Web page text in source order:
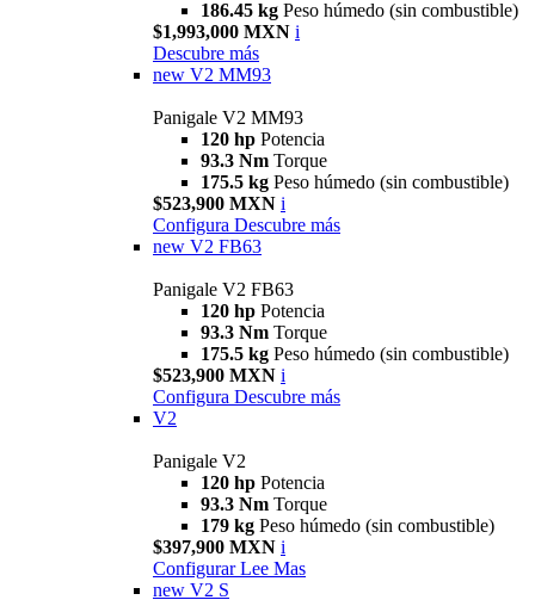
186.45 kg Peso húmedo (sin combustible)
$1,993,000 MXN i
Descubre más
new V2 MM93
Panigale V2 MM93
120 hp Potencia
93.3 Nm Torque
175.5 kg Peso húmedo (sin combustible)
$523,900 MXN i
Configura Descubre más
new V2 FB63
Panigale V2 FB63
120 hp Potencia
93.3 Nm Torque
175.5 kg Peso húmedo (sin combustible)
$523,900 MXN i
Configura Descubre más
V2
Panigale V2
120 hp Potencia
93.3 Nm Torque
179 kg Peso húmedo (sin combustible)
$397,900 MXN i
Configurar Lee Mas
new V2 S